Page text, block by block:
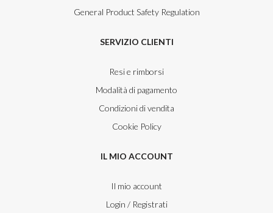
General Product Safety Regulation
SERVIZIO CLIENTI
Resi e rimborsi
Modalità di pagamento
Condizioni di vendita
Cookie Policy
IL MIO ACCOUNT
Il mio account
Login / Registrati